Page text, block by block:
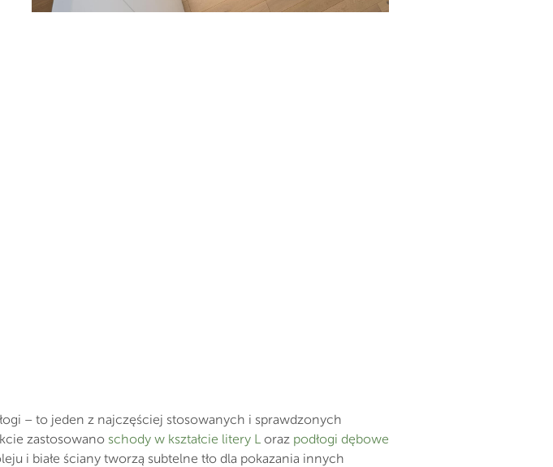
– to jeden z najczęściej stosowanych i sprawdzonych
zastosowano schody w kształcie litery L oraz podłogi dębowe
i białe ściany tworzą subtelne tło dla pokazania innych